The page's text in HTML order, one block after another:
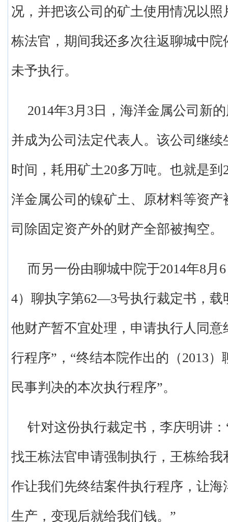
况，并把该公司的矿土使用情况以
栋法官，期间我还多次往返聊城中院
未予执行。
2014年3月3日，海洋金属公司新
并成为公司法定代表人。该公司继
时间，耗用矿土20多万吨。也就是到
洋金属公司的镍矿土、原材料等资产
司除固定资产外的财产全部被掏空。
而另一份由聊城中院于2014年8月
4）聊执字第62—3号执行裁定书，载
他财产暂不宜处理，申请执行人同意
行程序”，“终结本院作出的（2013）
民事判决的本次执行程序”。
针对这份执行裁定书，李庆明讲
找王栋法官申请强制执行，王栋给我
作让我们先终结案件执行程序，让海
生产，变现后就给我们钱。”